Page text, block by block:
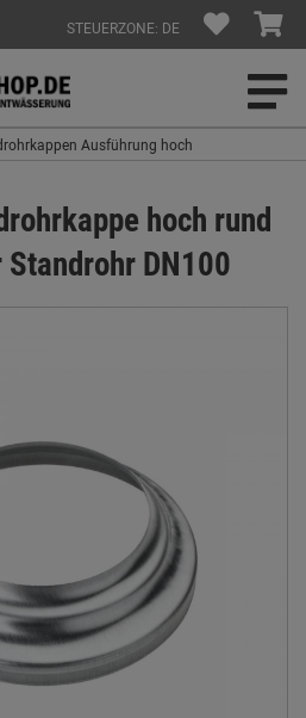
STEUERZONE: DE
Ausführung hoch
hoch rund
DN100